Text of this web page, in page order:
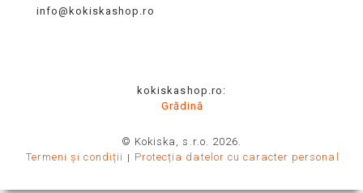
info@kokiskashop.ro
kokiskashop.ro:
Grădină
© Kokiska, s.r.o. 2026.
Termeni și condiții
Protecția datelor cu caracter personal